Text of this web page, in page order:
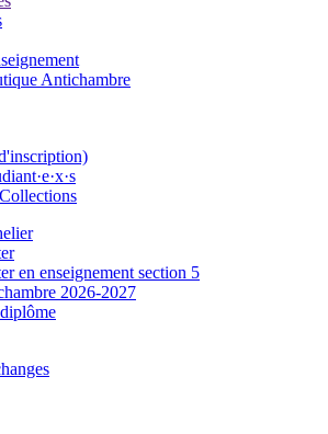
Antichambre
en enseignement section 5
2026-2027